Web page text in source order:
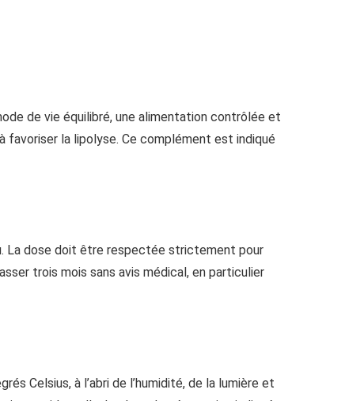
de vie équilibré, une alimentation contrôlée et
favoriser la lipolyse. Ce complément est indiqué
La dose doit être respectée strictement pour
trois mois sans avis médical, en particulier
Celsius, à l’abri de l’humidité, de la lumière et